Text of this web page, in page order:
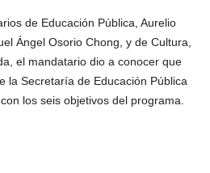
de Educación Pública, Aurelio
Ángel Osorio Chong, y de Cultura,
el mandatario dio a conocer que
la Secretaría de Educación Pública
los seis objetivos del programa.